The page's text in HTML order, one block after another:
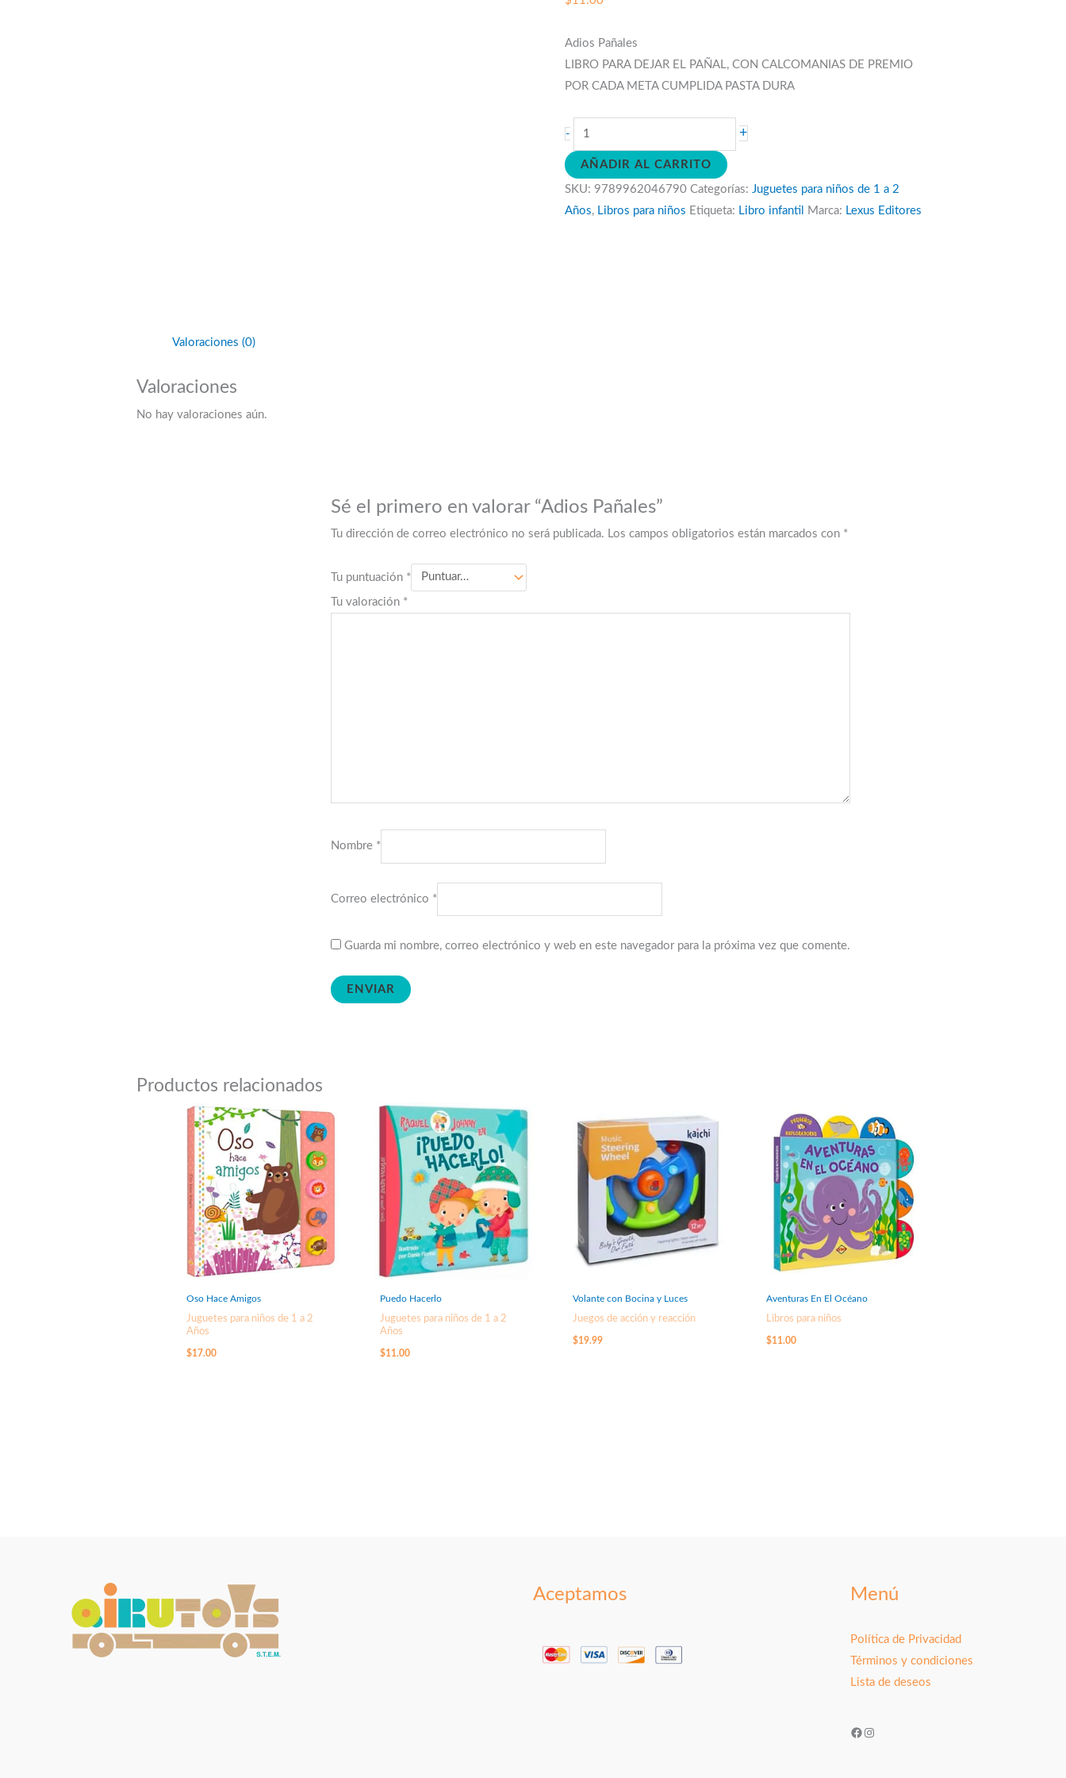
Adios Pañales
LIBRO PARA DEJAR EL PAÑAL, CON CALCOMANIAS DE PREMIO
POR CADA META CUMPLIDA PASTA DURA
-
Adios
Pañales
cantidad
+
AÑADIR AL CARRITO
SKU: 9789962046790 Categorías: Juguetes para niños de 1 a 2
Años, Libros para niños Etiqueta: Libro infantil Marca: Lexus Editores
Valoraciones (0)
Valoraciones
No hay valoraciones aún.
Sé el primero en valorar “Adios Pañales”
Tu dirección de correo electrónico no será publicada. Los campos obligatorios están marcados con *
Tu puntuación *
Tu valoración *
Nombre *
Correo electrónico *
Guarda mi nombre, correo electrónico y web en este navegador para la próxima vez que comente.
Productos relacionados
Oso Hace Amigos
Juguetes para niños de 1 a 2
Años
$17.00
Puedo Hacerlo
Juguetes para niños de 1 a 2
Años
$11.00
Volante con Bocina y Luces
Juegos de acción y reacción
$19.99
Aventuras En El Océano
Libros para niños
$11.00
Aceptamos Menú
Política de Privacidad
Términos y condiciones
Lista de deseos
Facebook
Instagram